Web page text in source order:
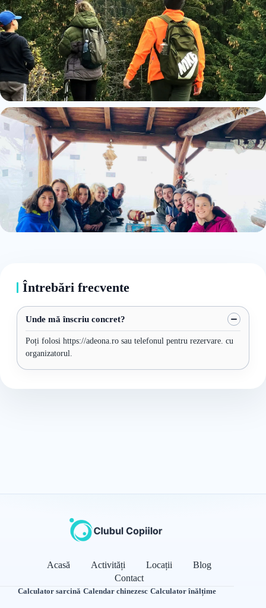
Întrebări frecvente
Unde mă înscriu concret?
Poți folosi https://adeona.ro sau telefonul pentru rezervare. cu
organizatorul.
Acasă Activități Locații
Blog
Contact
Calculator sarcină·Calendar chinezesc·Calculator înălțime